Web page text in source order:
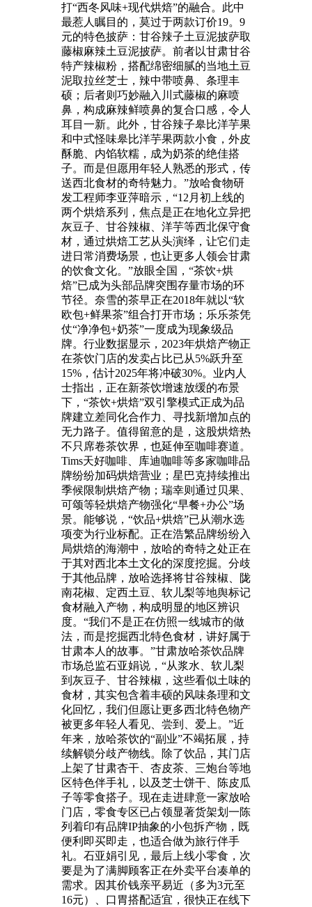
打“西冬风味+现代烘焙”的融合。此中
最惹人瞩目的，莫过于两款订价19。9
元的特色披萨：甘谷辣子土豆泥披萨取
藤椒麻辣土豆泥披萨。前者以甘肃甘谷
特产辣椒粉，搭配绵密细腻的当地土豆
泥取拉丝芝士，辣中带喷鼻、条理丰
硕；后者则巧妙融入川式藤椒的麻喷
鼻，构成麻辣鲜喷鼻的复合口感，令人
耳目一新。此外，甘谷辣子皋比洋芋果
和中式怪味皋比洋芋果两款小食，外皮
酥脆、内馅软糯，成为奶茶的绝佳搭
子。而是但愿用年轻人熟悉的形式，传
送西北食材的奇特魅力。”放哈食物研
发工程师李亚萍暗示，“12月初上线的
两个烘焙系列，焦点是正在地化立异把
灰豆子、甘谷辣椒、洋芋等西北保守食
材，通过烘焙工艺从头演绎，让它们走
进日常消费场景，也让更多人领会甘肃
的饮食文化。”放眼全国，“茶饮+烘
焙”已成为头部品牌突围存量市场的环
节径。奈雪的茶早正在2018年就以“软
欧包+鲜果茶”组合打开市场；乐乐茶凭
仗“净净包+奶茶”一度成为现象级品
牌。行业数据显示，2023年烘焙产物正
在茶饮门店的发卖占比已从5%跃升至
15%，估计2025年将冲破30%。业内人
士指出，正在新茶饮增速放缓的布景
下，“茶饮+烘焙”双引擎模式正成为品
牌建立差同化合作力、寻找新增加点的
无力路子。值得留意的是，这股烘焙热
不只席卷茶饮界，也延伸至咖啡赛道。
Tims天好咖啡、库迪咖啡等多家咖啡品
牌纷纷加码烘焙营业；星巴克持续推出
季候限制烘焙产物；瑞幸则通过贝果、
可颂等轻烘焙产物强化“早餐+办公”场
景。能够说，“饮品+烘焙”已从潮水选
项变为行业标配。正在浩繁品牌纷纷入
局烘焙的海潮中，放哈的奇特之处正在
于其对西北本土文化的深度挖掘。分歧
于其他品牌，放哈选择将甘谷辣椒、陇
南花椒、定西土豆、软儿梨等地舆标记
食材融入产物，构成明显的地区辨识
度。“我们不是正在仿照一线城市的做
法，而是挖掘西北特色食材，讲好属于
甘肃本人的故事。”甘肃放哈茶饮品牌
市场总监石亚娟说，“从浆水、软儿梨
到灰豆子、甘谷辣椒，这些看似土味的
食材，其实包含着丰硕的风味条理和文
化回忆，我们但愿让更多西北特色物产
被更多年轻人看见、尝到、爱上。”近
年来，放哈茶饮的“副业”不竭拓展，持
续解锁分歧产物线。除了饮品，其门店
上架了甘肃杏干、杏皮茶、三炮台等地
区特色伴手礼，以及芝士饼干、陈皮瓜
子等零食搭子。现在走进肆意一家放哈
门店，零食专区已占领显著货架划一陈
列着印有品牌IP抽象的小包拆产物，既
便利即买即走，也适合做为旅行伴手
礼。石亚娟引见，最后上线小零食，次
要是为了满脚顾客正在外卖平台凑单的
需求。因其价钱亲平易近（多为3元至
16元）、口胃搭配适宜，很快正在线下